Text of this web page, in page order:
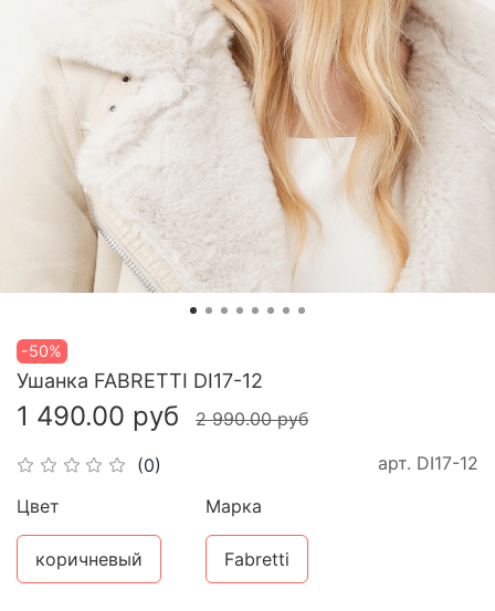
-50%
(0) арт. DI17-12
Ушанка FABRETTI DI17-12
1 490.00 руб 2 990.00 руб
Цвет
коричневый
Марка
Fabretti